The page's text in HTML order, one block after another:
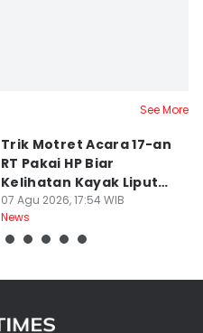
See More
Trik Motret Acara 17-an
RT Pakai HP Biar
Kelihatan Kayak Liputan
Festival Nasional
07 Agu 2026, 17:54 WIB
News